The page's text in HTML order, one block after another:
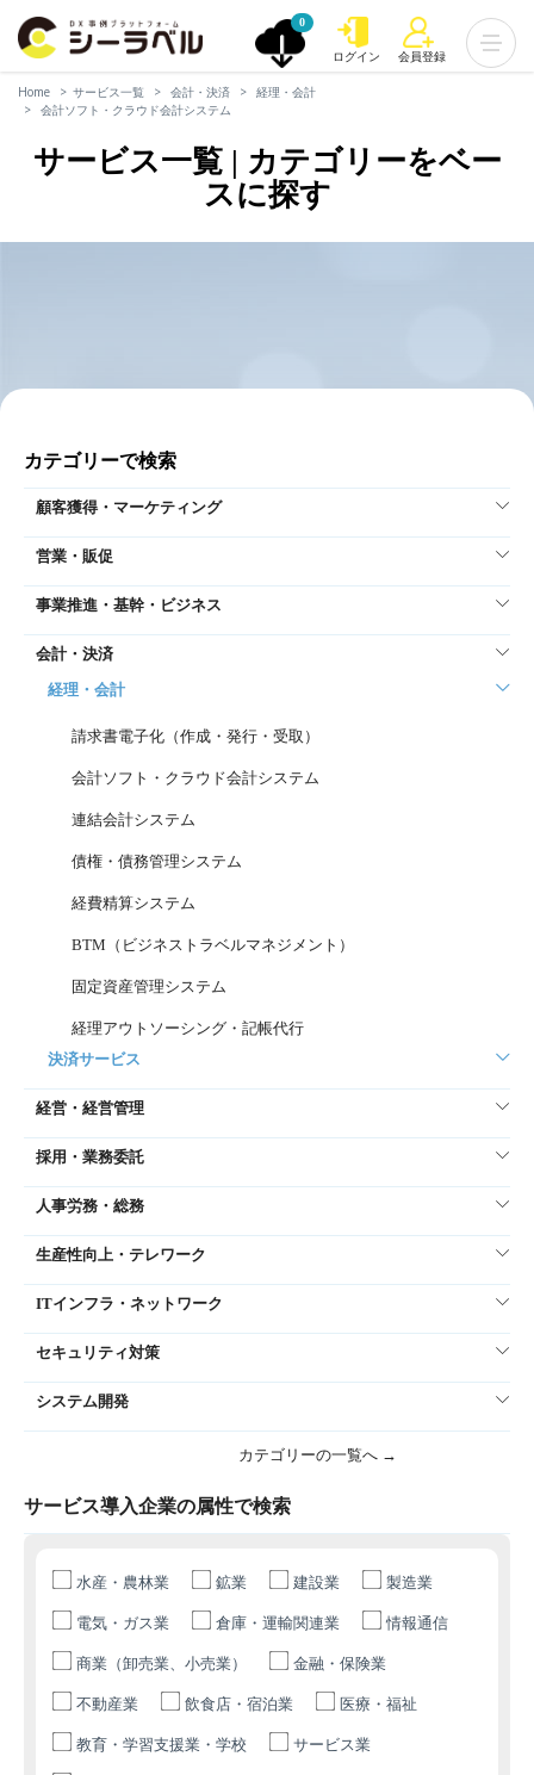
0
ログイン 会員登録
Home サービス一覧 会計・決済
経理・会計
会計ソフト・クラウド会計システム
サービス一覧 | カテゴリーをベー
スに探す
カテゴリーで検索
顧客獲得・マーケティング
営業・販促
事業推進・基幹・ビジネス
会計・決済
経理・会計
請求書電子化（作成・発行・受取）
会計ソフト・クラウド会計システム
連結会計システム
債権・債務管理システム
経費精算システム
BTM（ビジネストラベルマネジメント）
固定資産管理システム
経理アウトソーシング・記帳代行
決済サービス
経営・経営管理
採用・業務委託
人事労務・総務
生産性向上・テレワーク
ITインフラ・ネットワーク
セキュリティ対策
システム開発
カテゴリーの一覧へ →
サービス導入企業の属性で検索
水産・農林業 鉱業 建設業 製造業
電気・ガス業 倉庫・運輸関連業 情報通信
商業（卸売業、小売業） 金融・保険業
不動産業 飲食店・宿泊業 医療・福祉
教育・学習支援業・学校 サービス業